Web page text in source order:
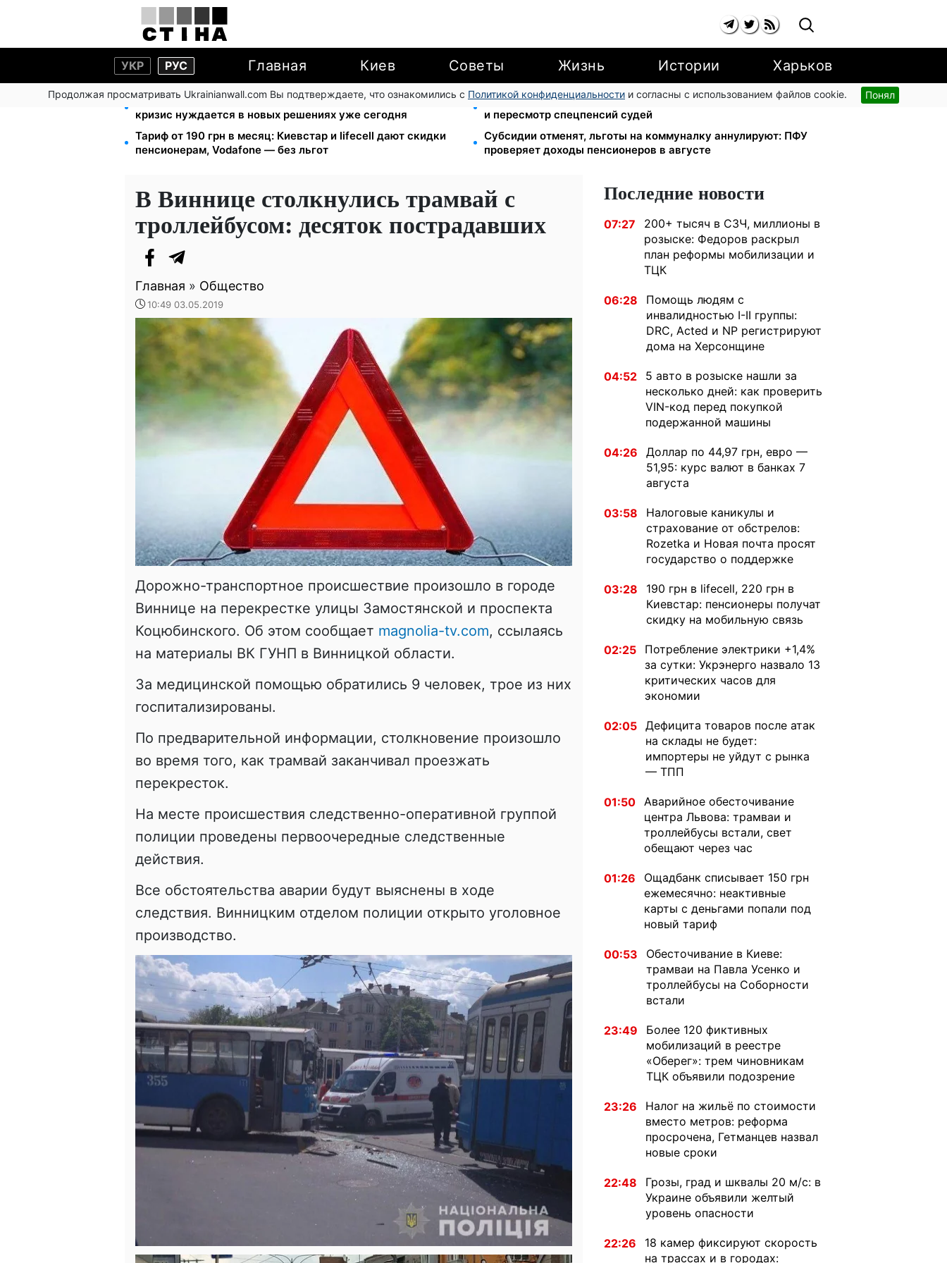
УКР РУС Главная Киев Советы Жизнь Истории Харьков
Продолжая просматривать Ukrainianwall.com Вы подтверждаете, что ознакомились с Политикой конфиденциальности и согласны с использованием файлов cookie. Понял
Директор ДОЗ Киева Татьяна Мостепан: Демографический
кризис нуждается в новых решениях уже сегодня
Пенсионная реформа в сентябре: добровольные накопления
и пересмотр спецпенсий судей
Тариф от 190 грн в месяц: Киевстар и lifecell дают скидки
пенсионерам, Vodafone — без льгот
Субсидии отменят, льготы на коммуналку аннулируют: ПФУ
проверяет доходы пенсионеров в августе
В Виннице столкнулись трамвай с
троллейбусом: десяток пострадавших
Главная » Общество
10:49 03.05.2019
Дорожно-транспортное происшествие произошло в городе
Виннице на перекрестке улицы Замостянской и проспекта
Коцюбинского. Об этом сообщает magnolia-tv.com, ссылаясь
на материалы ВК ГУНП в Винницкой области.
За медицинской помощью обратились 9 человек, трое из них
госпитализированы.
По предварительной информации, столкновение произошло
во время того, как трамвай заканчивал проезжать
перекресток.
На месте происшествия следственно-оперативной группой
полиции проведены первоочередные следственные
действия.
Все обстоятельства аварии будут выяснены в ходе
следствия. Винницким отделом полиции открыто уголовное
производство.
Последние новости
07:27
200+ тысяч в СЗЧ, миллионы в
розыске: Федоров раскрыл
план реформы мобилизации и
ТЦК
06:28
Помощь людям с
инвалидностью I-II группы:
DRC, Acted и NP регистрируют
дома на Херсонщине
04:52
5 авто в розыске нашли за
несколько дней: как проверить
VIN-код перед покупкой
подержанной машины
04:26
Доллар по 44,97 грн, евро —
51,95: курс валют в банках 7
августа
03:58
Налоговые каникулы и
страхование от обстрелов:
Rozetka и Новая почта просят
государство о поддержке
03:28
190 грн в lifecell, 220 грн в
Киевстар: пенсионеры получат
скидку на мобильную связь
02:25
Потребление электрики +1,4%
за сутки: Укрэнерго назвало 13
критических часов для
экономии
02:05 Дефицита товаров после атак
на склады не будет:
импортеры не уйдут с рынка
— ТПП
01:50 Аварийное обесточивание
центра Львова: трамваи и
троллейбусы встали, свет
обещают через час
01:26
Ощадбанк списывает 150 грн
ежемесячно: неактивные
карты с деньгами попали под
новый тариф
00:53
Обесточивание в Киеве:
трамваи на Павла Усенко и
троллейбусы на Соборности
встали
23:49
Более 120 фиктивных
мобилизаций в реестре
«Оберег»: трем чиновникам
ТЦК объявили подозрение
23:26
Налог на жильё по стоимости
вместо метров: реформа
просрочена, Гетманцев назвал
новые сроки
22:48
Грозы, град и шквалы 20 м/с: в
Украине объявили желтый
уровень опасности
22:26
18 камер фиксируют скорость
на трассах и в городах: